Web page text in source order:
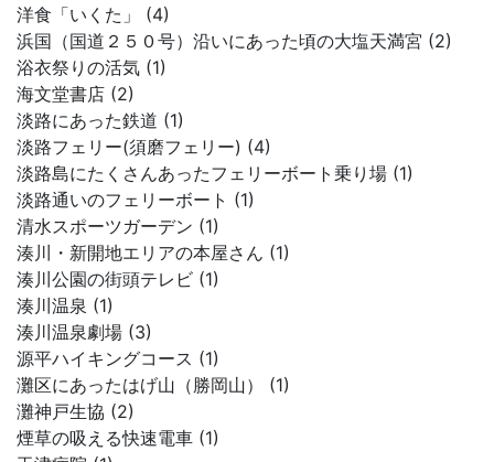
洋食「いくた」 (4)
浜国（国道２５０号）沿いにあった頃の大塩天満宮 (2)
浴衣祭りの活気 (1)
海文堂書店 (2)
淡路にあった鉄道 (1)
淡路フェリー(須磨フェリー) (4)
淡路島にたくさんあったフェリーボート乗り場 (1)
淡路通いのフェリーボート (1)
清水スポーツガーデン (1)
湊川・新開地エリアの本屋さん (1)
湊川公園の街頭テレビ (1)
湊川温泉 (1)
湊川温泉劇場 (3)
源平ハイキングコース (1)
灘区にあったはげ山（勝岡山） (1)
灘神戸生協 (2)
煙草の吸える快速電車 (1)